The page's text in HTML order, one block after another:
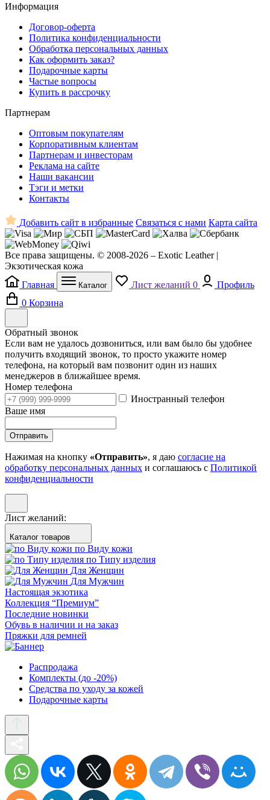
Информация
Договор-оферта
Политика конфиденциальности
Обработка персональных данных
Как оформить заказ?
Подарочные карты
Частые вопросы
Купить в рассрочку
Партнерам
Оптовым покупателям
Корпоративным клиентам
Партнерам и инвесторам
Реклама на сайте
Наши вакансии
Тэги и метки
Контакты
Добавить сайт в избранные Связаться с нами Карта сайта
Все права защищены. © 2008-2026 – Exotic Leather |
Экзотическая кожа
Главная
Каталог Лист желаний 0
Профиль
0 Корзина
Обратный звонок
Если вам не удалось дозвониться, или вам было бы удобнее
получить входящий звонок, то просто укажите номер
телефона, на который вам позвонит один из наших
менеджеров в ближайшее время.
Номер телефона
Иностранный телефон
Ваше имя
Отправить
Нажимая на кнопку «Отправить», я даю согласие на
обработку персональных данных и соглашаюсь с Политикой
конфиденциальности
Лист желаний:
Каталог товаров
по Виду кожи
по Типу изделия
Для Женщин
Для Мужчин
Настоящая экзотика
Коллекция “Премиум”
Последние новинки
Обувь в наличии и на заказ
Пряжки для ремней
Распродажа
Комплекты (до -20%)
Средства по уходу за кожей
Подарочные карты